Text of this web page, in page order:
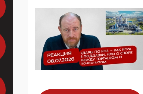
05:58, 26 Мая 2026
Роскомнадзор
освободили от борца с
деструктивным и
опасным контентом